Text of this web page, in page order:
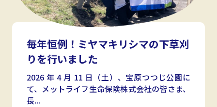
毎年恒例！ミヤマキリシマの下草刈
りを行いました
2026 年 4 月 11 日（土）、宝原つつじ公園に
て、メットライフ生命保険株式会社の皆さま、
長...